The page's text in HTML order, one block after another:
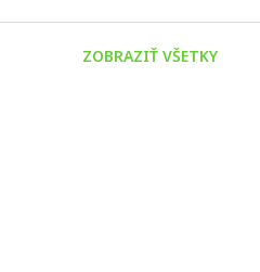
ZOBRAZIŤ VŠETKY